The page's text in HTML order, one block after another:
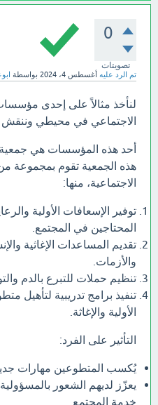
0
تصويتات
تم الرد عليه أغسطس 4، 2024 بواسطة
لنأخذ مثالاً على إحدى
الاجتماعي في محيطي وننقش
أحد هذه المؤسسات هي جمعية
هذه الجمعية تقوم بمجموعة
الاجتماعية، منها:
توفير الإسعافات الأولية
المحتاجين في المجتمع.
تقديم المساعدات الإغاثية
والأزمات.
تنظيم حملات للتبرع بالدم
تنفيذ برامج تدريبية لتأهيل
الأولية والإغاثة.
التأثير على الفرد:
يُكسب المتطوعين مهارات
يعزّز لديهم الشعور
خدمة المجتمع.